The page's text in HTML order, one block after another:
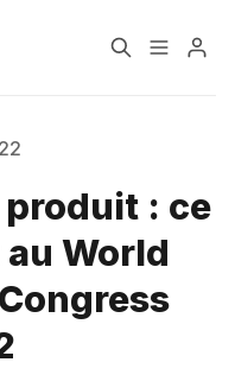
Changement climatique
propos de moi
: ce
au World